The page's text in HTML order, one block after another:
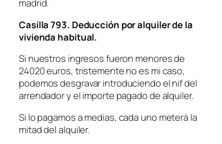
madrid.
Casilla 793. Deducción por alquiler de la
vivienda habitual.
Si nuestros ingresos fueron menores de
24020 euros, tristemente no es mi caso,
podemos desgravar introduciendo el nif del
arrendador y el importe pagado de alquiler.
Si lo pagamos a medias, cada uno meterá la
mitad del alquiler.